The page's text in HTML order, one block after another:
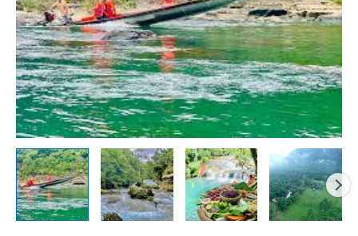
Chà
Cùng
Chà
Rào
số
lượng